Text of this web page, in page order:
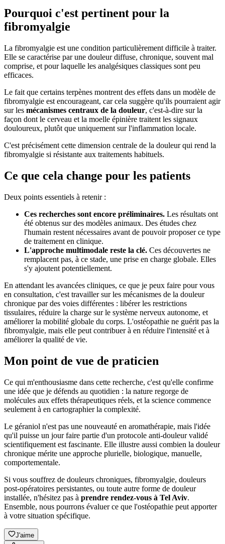
Pourquoi c'est pertinent pour la
fibromyalgie
La fibromyalgie est une condition particulièrement difficile à traiter.
Elle se caractérise par une douleur diffuse, chronique, souvent mal
comprise, et pour laquelle les analgésiques classiques sont peu
efficaces.
Le fait que certains terpènes montrent des effets dans un modèle de
fibromyalgie est encourageant, car cela suggère qu'ils pourraient agir
sur les mécanismes centraux de la douleur, c'est-à-dire sur la
façon dont le cerveau et la moelle épinière traitent les signaux
douloureux, plutôt que uniquement sur l'inflammation locale.
C'est précisément cette dimension centrale de la douleur qui rend la
fibromyalgie si résistante aux traitements habituels.
Ce que cela change pour les patients
Deux points essentiels à retenir :
Ces recherches sont encore préliminaires. Les résultats ont
été obtenus sur des modèles animaux. Des études chez
l'humain restent nécessaires avant de pouvoir proposer ce type
de traitement en clinique.
L'approche multimodale reste la clé. Ces découvertes ne
remplacent pas, à ce stade, une prise en charge globale. Elles
s'y ajoutent potentiellement.
En attendant les avancées cliniques, ce que je peux faire pour vous
en consultation, c'est travailler sur les mécanismes de la douleur
chronique par des voies différentes : libérer les restrictions
tissulaires, réduire la charge sur le système nerveux autonome, et
améliorer la mobilité globale du corps. L'ostéopathie ne guérit pas la
fibromyalgie, mais elle peut contribuer à en réduire l'intensité et à
améliorer la qualité de vie.
Mon point de vue de praticien
Ce qui m'enthousiasme dans cette recherche, c'est qu'elle confirme
une idée que je défends au quotidien : la nature regorge de
molécules aux effets thérapeutiques réels, et la science commence
seulement à en cartographier la complexité.
Le géraniol n'est pas une nouveauté en aromathérapie, mais l'idée
qu'il puisse un jour faire partie d'un protocole anti-douleur validé
scientifiquement est fascinante. Elle illustre aussi combien la douleur
chronique mérite une approche plurielle, biologique, manuelle,
comportementale.
Si vous souffrez de douleurs chroniques, fibromyalgie, douleurs
post-opératoires persistantes, ou toute autre forme de douleur
installée, n'hésitez pas à prendre rendez-vous à Tel Aviv.
Ensemble, nous pourrons évaluer ce que l'ostéopathie peut apporter
à votre situation spécifique.
J'aime